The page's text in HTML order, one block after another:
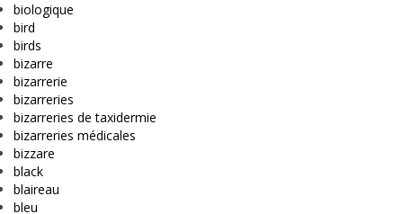
biologique
bird
birds
bizarre
bizarrerie
bizarreries
bizarreries de taxidermie
bizarreries médicales
bizzare
black
blaireau
bleu